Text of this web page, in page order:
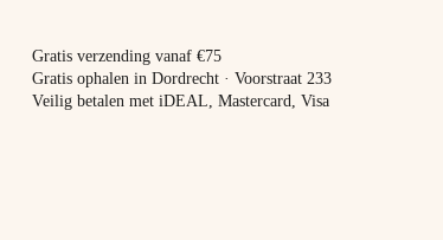
Gratis verzending vanaf €75
Gratis ophalen in Dordrecht · Voorstraat 233
Veilig betalen met iDEAL, Mastercard, Visa